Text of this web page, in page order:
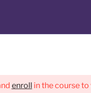
enroll in the course